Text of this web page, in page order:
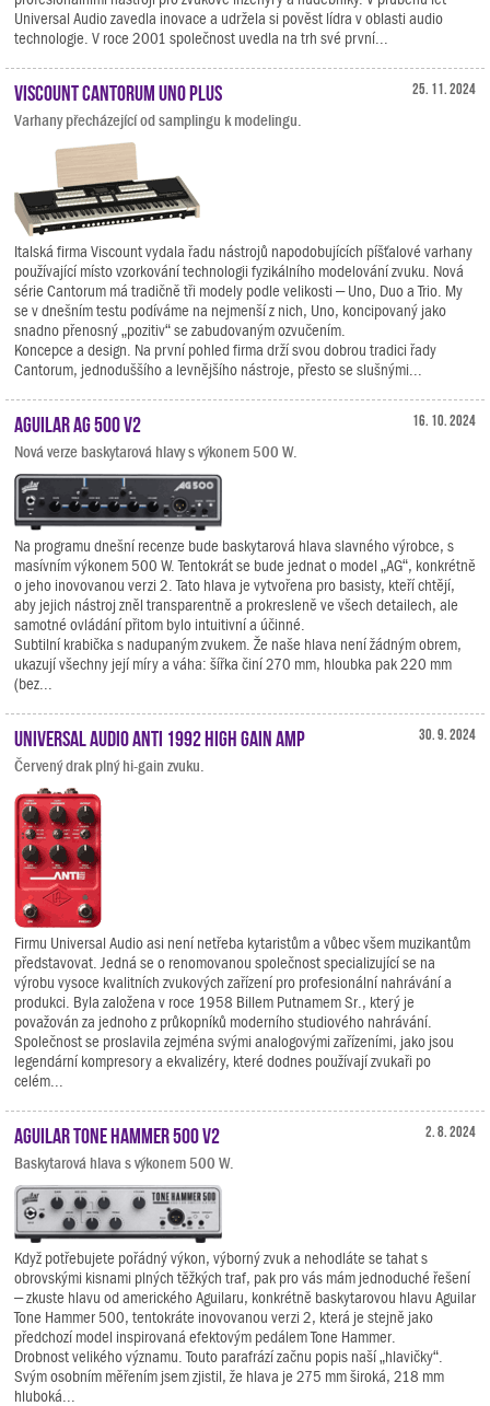
Universal Audio zavedla inovace a udržela si pověst lídra v oblasti audio
technologie. V roce 2001 společnost uvedla na trh své první...
25. 11. 2024
Viscount Cantorum Uno Plus
Varhany přecházející od samplingu k modelingu.
Italská firma Viscount vydala řadu nástrojů napodobujících píšťalové varhany
používající místo vzorkování technologii fyzikálního modelování zvuku. Nová
série Cantorum má tradičně tři modely podle velikosti – Uno, Duo a Trio. My
se v dnešním testu podíváme na nejmenší z nich, Uno, koncipovaný jako
snadno přenosný „pozitiv“ se zabudovaným ozvučením.
Koncepce a design. Na první pohled firma drží svou dobrou tradici řady
Cantorum, jednoduššího a levnějšího nástroje, přesto se slušnými...
16. 10. 2024
Aguilar AG 500 V2
Nová verze baskytarová hlavy s výkonem 500 W.
Na programu dnešní recenze bude baskytarová hlava slavného výrobce, s
masívním výkonem 500 W. Tentokrát se bude jednat o model „AG“, konkrétně
o jeho inovovanou verzi 2. Tato hlava je vytvořena pro basisty, kteří chtějí,
aby jejich nástroj zněl transparentně a prokresleně ve všech detailech, ale
samotné ovládání přitom bylo intuitivní a účinné.
Subtilní krabička s nadupaným zvukem. Že naše hlava není žádným obrem,
ukazují všechny její míry a váha: šířka činí 270 mm, hloubka pak 220 mm
(bez...
30. 9. 2024
Universal Audio ANTI 1992 High Gain Amp
Červený drak plný hi-gain zvuku.
Firmu Universal Audio asi není netřeba kytaristům a vůbec všem muzikantům
představovat. Jedná se o renomovanou společnost specializující se na
výrobu vysoce kvalitních zvukových zařízení pro profesionální nahrávání a
produkci. Byla založena v roce 1958 Billem Putnamem Sr., který je
považován za jednoho z průkopníků moderního studiového nahrávání.
Společnost se proslavila zejména svými analogovými zařízeními, jako jsou
legendární kompresory a ekvalizéry, které dodnes používají zvukaři po
celém...
2. 8. 2024
Aguilar Tone Hammer 500 V2
Baskytarová hlava s výkonem 500 W.
Když potřebujete pořádný výkon, výborný zvuk a nehodláte se tahat s
obrovskými kisnami plných těžkých traf, pak pro vás mám jednoduché řešení
– zkuste hlavu od amerického Aguilaru, konkrétně baskytarovou hlavu Aguilar
Tone Hammer 500, tentokráte inovovanou verzi 2, která je stejně jako
předchozí model inspirovaná efektovým pedálem Tone Hammer.
Drobnost velikého významu. Touto parafrází začnu popis naší „hlavičky“.
Svým osobním měřením jsem zjistil, že hlava je 275 mm široká, 218 mm
hluboká...